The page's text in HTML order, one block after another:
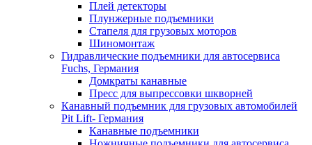
Плей детекторы
Плунжерные подъемники
Стапеля для грузовых моторов
Шиномонтаж
Гидравлические подъемники для автосервиса
Fuchs, Германия
Домкраты канавные
Пресс для выпрессовки шкворней
Канавный подъемник для грузовых автомобилей
Pit Lift- Германия
Канавные подъемники